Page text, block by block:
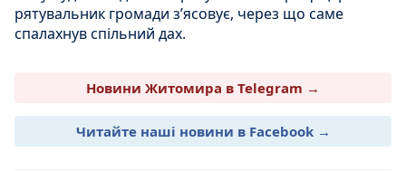
рятувальник громади з’ясовує, через що саме
спалахнув спільний дах.
Новини Житомира в Telegram →
Читайте наші новини в Facebook →